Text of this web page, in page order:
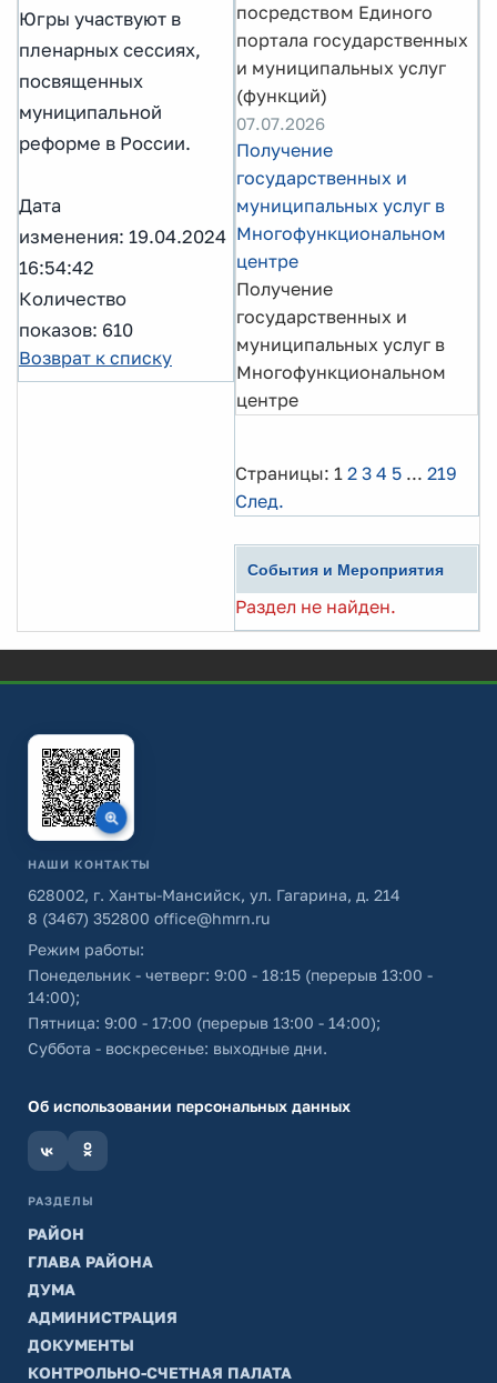
Югры участвуют в
пленарных сессиях,
посвященных
муниципальной
реформе в России.
Дата
изменения: 19.04.2024
16:54:42
Количество
показов: 610
Возврат к списку
посредством Единого
портала государственных
и муниципальных услуг
(функций)
07.07.2026
Получение
государственных и
муниципальных услуг в
Многофункциональном
центре
Получение
государственных и
муниципальных услуг в
Многофункциональном
центре
Страницы: 1 2 3 4 5 ... 219
След.
События и Мероприятия
Раздел не найден.
НАШИ КОНТАКТЫ
628002, г. Ханты-Мансийск, ул. Гагарина, д. 214
8 (3467) 352800 office@hmrn.ru
Режим работы:
Понедельник - четверг: 9:00 - 18:15 (перерыв 13:00 -
14:00);
Пятница: 9:00 - 17:00 (перерыв 13:00 - 14:00);
Суббота - воскресенье: выходные дни.
Об использовании персональных данных
РАЗДЕЛЫ
РАЙОН
ГЛАВА РАЙОНА
ДУМА
АДМИНИСТРАЦИЯ
ДОКУМЕНТЫ
КОНТРОЛЬНО-СЧЕТНАЯ ПАЛАТА